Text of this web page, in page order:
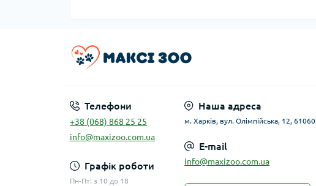
Телефони
+38 (068) 868 25 25
info@maxizoo.com.ua
Графік роботи
Пн-Пт: з 10 до 18
Наша адреса
м. Харків, вул. Олімпійська, 12, 61060
E-mail
info@maxizoo.com.ua